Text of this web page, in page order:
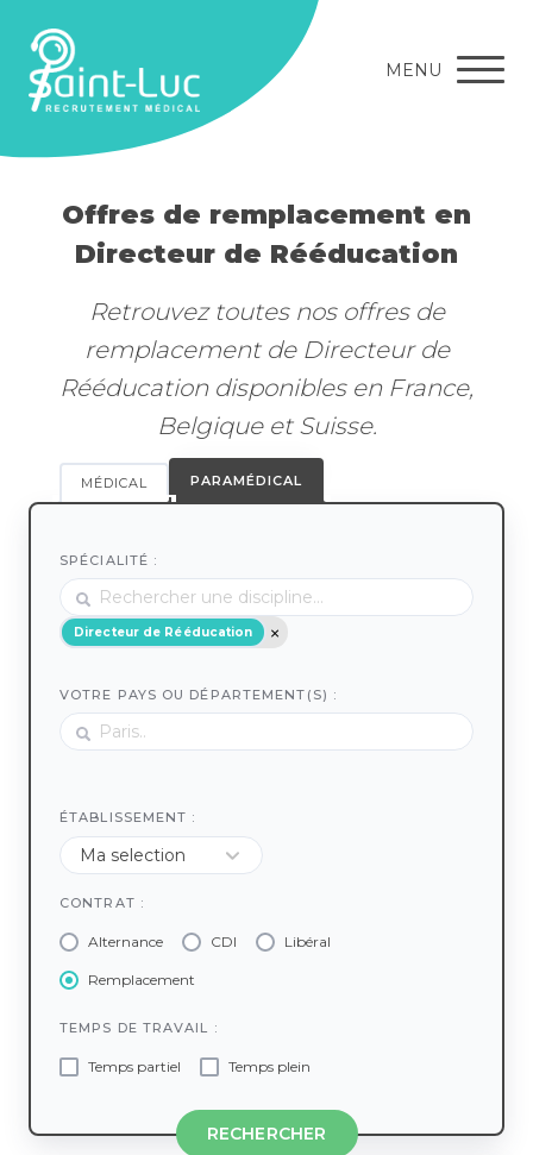
MENU
Offres de remplacement en
Directeur de Rééducation
Retrouvez toutes nos offres de
remplacement de Directeur de
Rééducation disponibles en France,
Belgique et Suisse.
MÉDICAL PARAMÉDICAL
SPÉCIALITÉ :
Directeur de Rééducation
VOTRE PAYS OU DÉPARTEMENT(S) :
ÉTABLISSEMENT :
CONTRAT :
Alternance CDI Libéral
Remplacement
TEMPS DE TRAVAIL :
Temps partiel Temps plein
RECHERCHER